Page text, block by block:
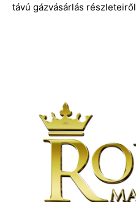
távú gázvásárlás részleteiről